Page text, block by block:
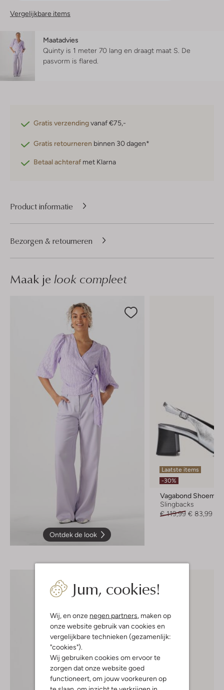
Jum, cookies!
Wij, en onze negen partners, maken op
onze website gebruik van cookies en
vergelijkbare technieken (gezamenlijk:
"cookies").
Wij gebruiken cookies om ervoor te
zorgen dat onze website goed
functioneert, om jouw voorkeuren op
Vergelijkbare items
Maatadvies
Quinty is 1 meter 70 lang en draagt maat S. De
pasvorm is flared
Gratis verzendingvanaf €75,-
Gratis retourneren binnen 30 dagen*
Betaal achteraf met Klarna
Product informatie
Bezorgen & retourneren
Maak je look compleet
Ontdek de look
Laatste items
-30%
Vagabond
Slingbacks
€ 119,99 € 83,99